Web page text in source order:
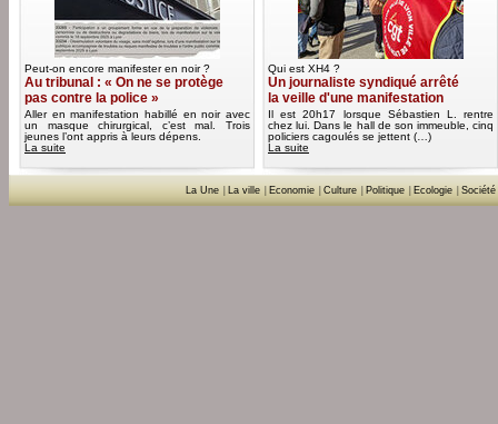
Peut-on encore manifester en noir ?
Au tribunal : « On ne se protège
pas contre la police »
Aller en manifestation habillé en noir avec
un masque chirurgical, c’est mal. Trois
jeunes l’ont appris à leurs dépens.
La suite
Qui est XH4 ?
Un journaliste syndiqué arrêté
la veille d'une manifestation
Il est 20h17 lorsque Sébastien L. rentre
chez lui. Dans le hall de son immeuble, cinq
policiers cagoulés se jettent (…)
La suite
La Une La ville Economie Culture Politique Ecologie Société